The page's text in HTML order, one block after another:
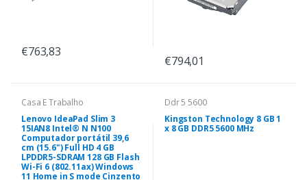
€763,83
€794,01
Casa E Trabalho
Lenovo IdeaPad Slim 3
15IAN8 Intel® N N100
Computador portátil 39,6
cm (15.6") Full HD 4 GB
LPDDR5-SDRAM 128 GB Flash
Wi-Fi 6 (802.11ax) Windows
11 Home in S mode Cinzento
Ddr 5 5600
Kingston Technology 8 GB 1
x 8 GB DDR5 5600 MHz